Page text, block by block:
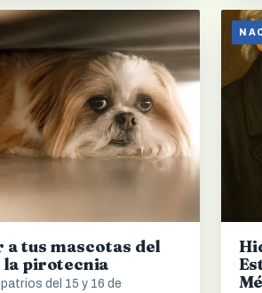
a tus mascotas del
la pirotecnia
del 15 y 16 de